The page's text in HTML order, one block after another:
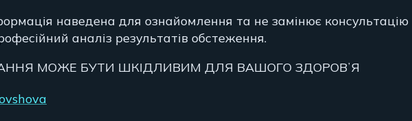
наведена для ознайомлення та не замінює консультацію
аналіз результатів обстеження.
МОЖЕ БУТИ ШКІДЛИВИМ ДЛЯ ВАШОГО ЗДОРОВʼЯ